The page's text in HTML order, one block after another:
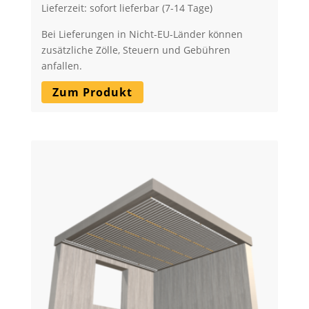
Lieferzeit: sofort lieferbar (7-14 Tage)
Bei Lieferungen in Nicht-EU-Länder können
zusätzliche Zölle, Steuern und Gebühren
anfallen.
Zum Produkt